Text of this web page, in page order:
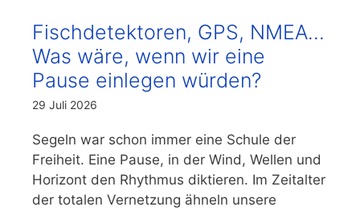
Fischdetektoren, GPS, NMEA…
Was wäre, wenn wir eine
Pause einlegen würden?
29 Juli 2026
Segeln war schon immer eine Schule der
Freiheit. Eine Pause, in der Wind, Wellen und
Horizont den Rhythmus diktieren. Im Zeitalter
der totalen Vernetzung ähneln unsere